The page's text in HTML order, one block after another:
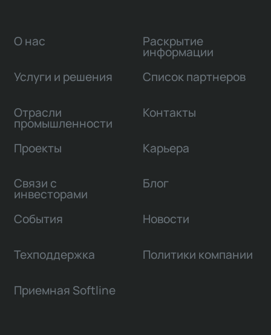
О нас
Услуги и решения
Отрасли
промышленности
Проекты
Связи с
инвесторами
Раскрытие
информации
Список партнеров
Контакты
Карьера
Блог
События Новости
Техподдержка Политики компании
Приемная Softline